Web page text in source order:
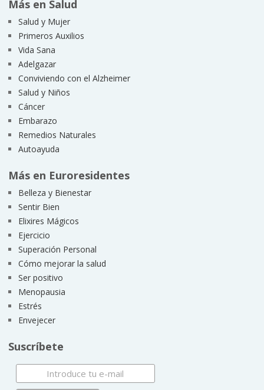
Más en Salud
Salud y Mujer
Primeros Auxilios
Vida Sana
Adelgazar
Conviviendo con el Alzheimer
Salud y Niños
Cáncer
Embarazo
Remedios Naturales
Autoayuda
Más en Euroresidentes
Belleza y Bienestar
Sentir Bien
Elixires Mágicos
Ejercicio
Superación Personal
Cómo mejorar la salud
Ser positivo
Menopausia
Estrés
Envejecer
Suscríbete